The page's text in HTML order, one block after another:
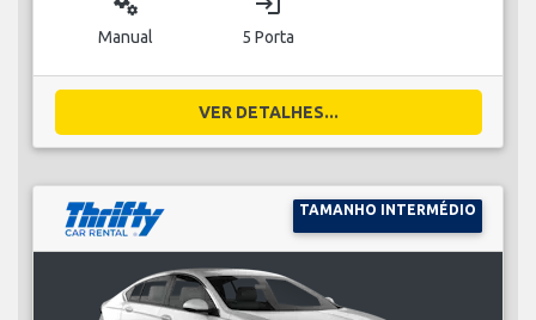
Manual 5 Porta
VER DETALHES...
TAMANHO INTERMÉDIO